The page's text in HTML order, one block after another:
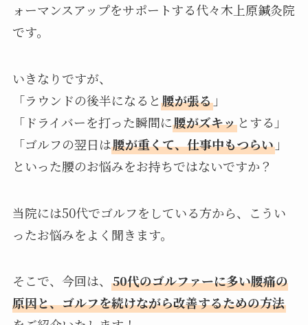
ォーマンスアップをサポートする代々木上原鍼灸院
です。
いきなりですが、
「ラウンドの後半になると 腰が張る」
「ドライバーを打った瞬間に腰がズキッとする」
「ゴルフの翌日は腰が重くて、仕事中もつらい」
といった腰のお悩みをお持ちではないですか？
当院には50代でゴルフをしている方から、こうい
ったお悩みをよく聞きます。
そこで、今回は、 50代のゴルファーに多い腰痛の
原因と、ゴルフを続けながら改善するための方法